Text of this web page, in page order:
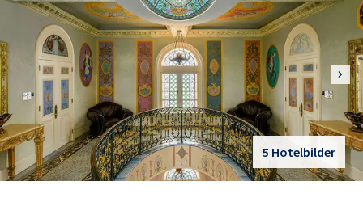
5 Hotelbilder